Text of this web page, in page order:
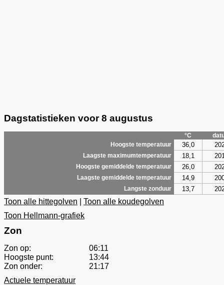
Dagstatistieken voor 8 augustus
°C
Hoogste temperatuur
36,0
Laagste maximumtemperatuur 18,1
Hoogste gemiddelde temperatuur 26,0
Laagste gemiddelde temperatuur 14,9
Langste zonduur 13,7
Toon alle hittegolven
Toon alle koudegolven
Toon Hellmann-grafiek
Zon
Zon op:
06:11
Hoogste punt:
13:44
Zon onder:
21:17
Actuele temperatuur